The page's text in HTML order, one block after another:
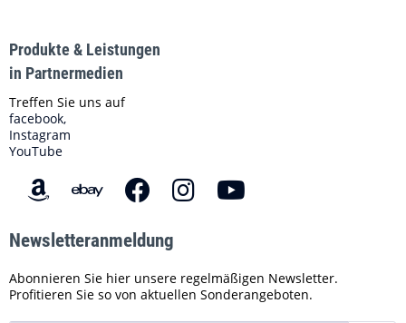
Produkte & Leistungen
in Partnermedien
Treffen Sie uns auf
facebook,
Instagram
YouTube
Newsletteranmeldung
Abonnieren Sie hier unsere regelmäßigen Newsletter.
Profitieren Sie so von aktuellen Sonderangeboten.